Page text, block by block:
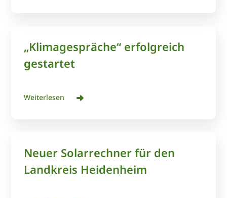
„Klimagespräche“ erfolgreich
gestartet
Weiterlesen
Neuer Solarrechner für den
Landkreis Heidenheim